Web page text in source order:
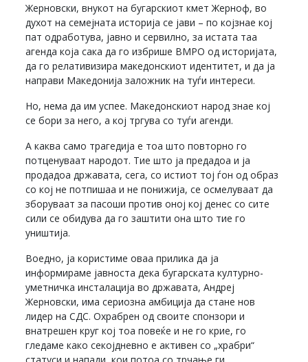
Жерновски, внукот на бугарскиот кмет Жерноф, во
духот на семејната историја се јави – по којзнае кој
пат одработува, јавно и сервилно, за истата таа
агенда која сака да го избрише ВМРО од историјата,
да го релативизира македонскиот идентитет, и да ја
направи Македонија заложник на туѓи интереси.
Но, нема да им успее. Македонскиот народ знае кој
се бори за него, а кој тргува со туѓи агенди.
А каква само трагедија е тоа што повторно го
потценуваат народот. Тие што ја предадоа и ја
продадоа државата, сега, со истиот тој ѓон од образ
со кој не потпишаа и не понижија, се осмелуваат да
зборуваат за пасоши против оној кој денес со сите
сили се обидува да го заштити она што тие го
уништија.
Воедно, ја користиме оваа прилика да ја
информираме јавноста дека бугарската културно-
уметничка инсталација во државата, Андреј
Жерновски, има сериозна амбиција да стане нов
лидер на СДС. Охрабрен од своите спонзори и
внатрешен круг кој тоа повеќе и не го крие, го
гледаме како секојдневно е активен со „храбри“